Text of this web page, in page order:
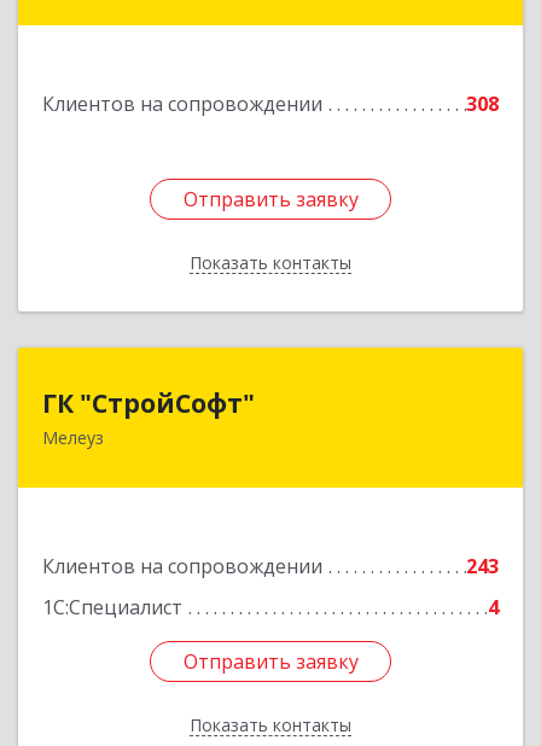
Клиентов на сопровождении 308
Отправить заявку
Показать контакты
Подробнее
Отправить заявку
Назад
ГК "СтройСофт"
Мелеуз
Клиентов на сопровождении
243
1С:Специалист
4
Отправить заявку
Показать контакты
453852, Башкортостан Респ, Мелеуз г, Ленина
Отправить заявку
Назад